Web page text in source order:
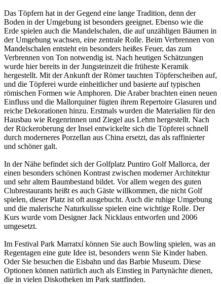
Das Töpfern hat in der Gegend eine lange Tradition, denn der
Boden in der Umgebung ist besonders geeignet. Ebenso wie die
Erde spielen auch die Mandelschalen, die auf unzähligen Bäumen in
der Umgebung wachsen, eine zentrale Rolle. Beim Verbrennen von
Mandelschalen entsteht ein besonders heißes Feuer, das zum
Verbrennen von Ton notwendig ist. Nach heutigen Schätzungen
wurde hier bereits in der Jungsteinzeit die früheste Keramik
hergestellt. Mit der Ankunft der Römer tauchten Töpferscheiben auf,
und die Töpferei wurde einheitlicher und basierte auf typischen
römischen Formen wie Amphoren. Die Araber brachten einen neuen
Einfluss und die Mallorquiner fügten ihrem Repertoire Glasuren und
reiche Dekorationen hinzu. Erstmals wurden die Materialien für den
Hausbau wie Regenrinnen und Ziegel aus Lehm hergestellt. Nach
der Rückeroberung der Insel entwickelte sich die Töpferei schnell
durch moderneres Porzellan aus China ersetzt, das als raffinierter
und schöner galt.
In der Nähe befindet sich der Golfplatz Puntiro Golf Mallorca, der
einen besonders schönen Kontrast zwischen moderner Architektur
und sehr altem Baumbestand bildet. Vor allem wegen des guten
Clubrestaurants heißt es auch Gäste willkommen, die nicht Golf
spielen, dieser Platz ist oft ausgebucht. Auch die ruhige Umgebung
und die malerische Naturkulisse spielen eine wichtige Rolle. Der
Kurs wurde vom Designer Jack Nicklaus entworfen und 2006
umgesetzt.
Im Festival Park Marratxí können Sie auch Bowling spielen, was an
Regentagen eine gute Idee ist, besonders wenn Sie Kinder haben.
Oder Sie besuchen die Eisbahn und das Barbie Museum. Diese
Optionen können natürlich auch als Einstieg in Partynächte dienen,
die in vielen Diskotheken im Park stattfinden.